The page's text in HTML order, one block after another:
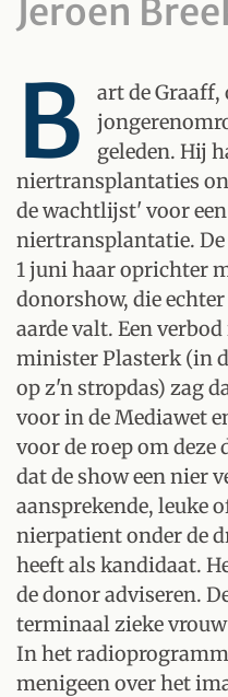
Jeroen
B
art de
geleden. Hij
niertransplantaties
de wachtlijst' voor
niertransplantatie.
1 juni haar oprichter
donorshow, die
aarde valt. Een
minister Plasterk (in
op z'n stropdas) zag
voor in de Mediawet
voor de roep om deze
dat de show een nier
aansprekende, leuke
nierpatient onder de
heeft als kandidaat.
de donor adviseren.
terminaal zieke
In het
menigeen over het